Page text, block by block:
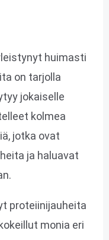
huimasti
on tarjolla
jokaiselle
kolmea
jotka ovat
ja haluavat
proteiinijauheita
monia eri